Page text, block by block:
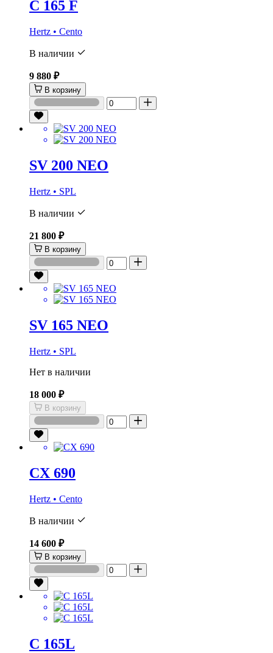
C 165 F
Hertz • Cento
В наличии
9 880 ₽
В корзину
SV 200 NEO
Hertz • SPL
В наличии
21 800 ₽
В корзину
SV 165 NEO
Hertz • SPL
Нет в наличии
18 000 ₽
В корзину
CX 690
Hertz • Cento
В наличии
14 600 ₽
В корзину
C 165L